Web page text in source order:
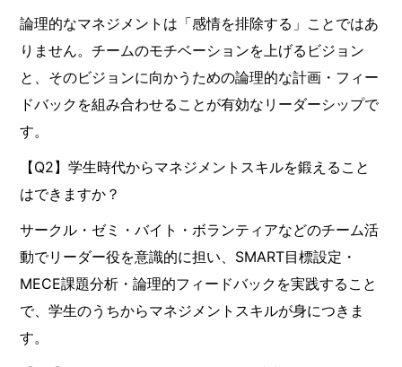
論理的なマネジメントは「感情を排除する」ことではあ
りません。チームのモチベーションを上げるビジョン
と、そのビジョンに向かうための論理的な計画・フィー
ドバックを組み合わせることが有効なリーダーシップで
す。
【Q2】学生時代からマネジメントスキルを鍛えること
はできますか？
サークル・ゼミ・バイト・ボランティアなどのチーム活
動でリーダー役を意識的に担い、SMART目標設定・
MECE課題分析・論理的フィードバックを実践すること
で、学生のうちからマネジメントスキルが身につきま
す。